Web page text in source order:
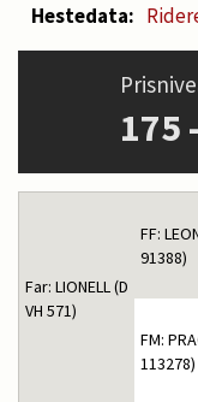
Hestedata:
175
Far: LIONELL (D
VH 571)
FF:
91388)
FM:
113278)